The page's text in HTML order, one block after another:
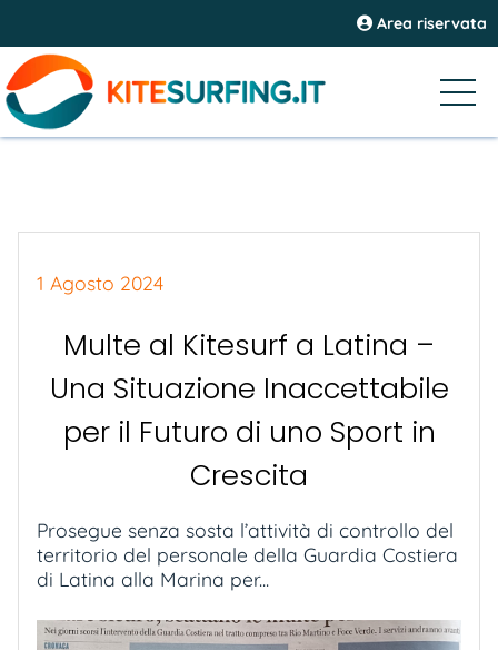
Area riservata
1 Agosto 2024
Multe al Kitesurf a Latina –
Una Situazione Inaccettabile
per il Futuro di uno Sport in
Crescita
Prosegue senza sosta l’attività di controllo del
territorio del personale della Guardia Costiera
di Latina alla Marina per...